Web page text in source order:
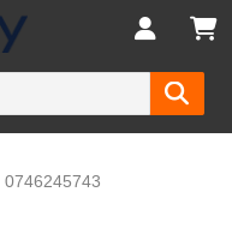
0746245743